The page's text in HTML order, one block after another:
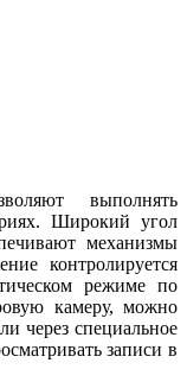
выполнять
Широкий угол
механизмы
контролируется
режиме по
камеру, можно
через специальное
записи в